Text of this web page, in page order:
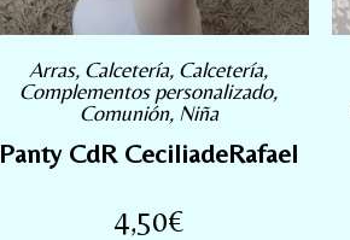
Arras, Calcetería, Calcetería,
Complementos personalizado,
Comunión, Niña
Panty CdR CeciliadeRafael
4,50€